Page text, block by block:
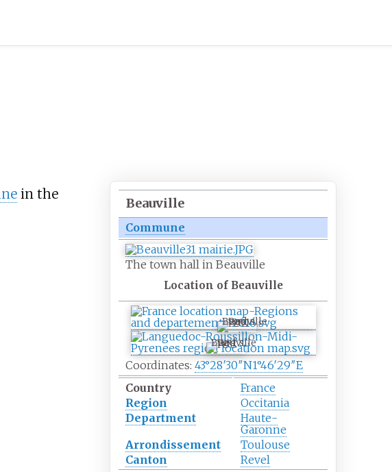
Beauville
Commune
The town hall in Beauville
Location of Beauville
Beauville
Beauville
Coordinates: 43°28′30″N1°46′29″E
Country
France
Region
Occitania
Department
Haute-
Garonne
Arrondissement
Toulouse
Canton
Revel
in the